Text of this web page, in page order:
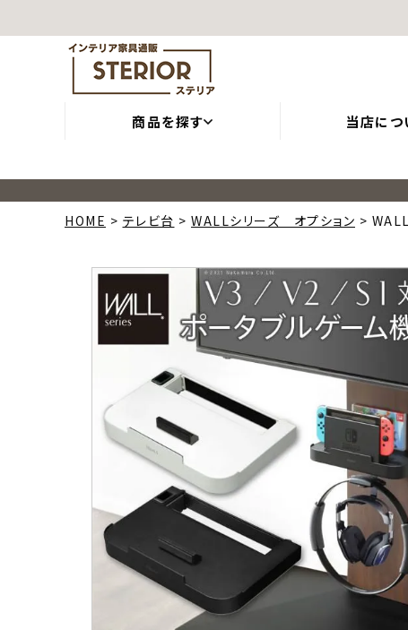
HOME
テレビ台 WALLシリーズ オプション